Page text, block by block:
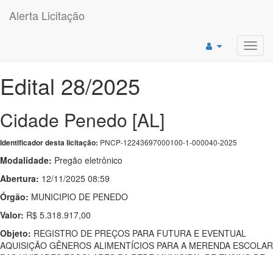
Alerta Licitação
Edital 28/2025
Cidade Penedo [AL]
Identificador desta licitação: PNCP-12243697000100-1-000040-2025
Modalidade: Pregão eletrônico
Abertura: 12/11/2025 08:59
Órgão: MUNICIPIO DE PENEDO
Valor: R$ 5.318.917,00
Objeto: REGISTRO DE PREÇOS PARA FUTURA E EVENTUAL
AQUISIÇÃO GÊNEROS ALIMENTÍCIOS PARA A MERENDA ESCOLAR